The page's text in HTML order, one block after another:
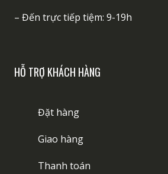
– Đến trực tiếp tiệm: 9-19h
HỖ TRỢ KHÁCH HÀNG
Đặt hàng
Giao hàng
Thanh toán